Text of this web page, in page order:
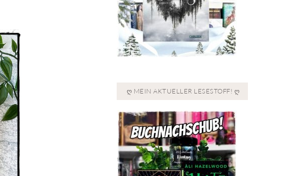
Ღ MEIN AKTUELLER LESESTOFF! Ღ